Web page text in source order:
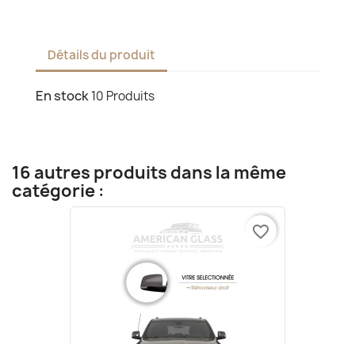
Détails du produit
En stock10 Produits
16 autres produits dans la même
catégorie :
favorite_border